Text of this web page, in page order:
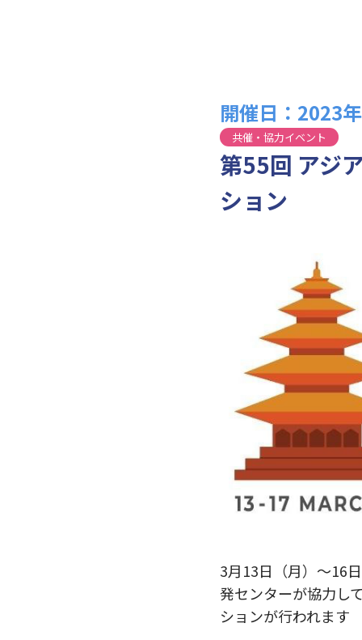
開催日：2023
共催・協力イベント
第55回 アジ
ション
3月13日（月）〜16
発センターが協力し
ションが行われます